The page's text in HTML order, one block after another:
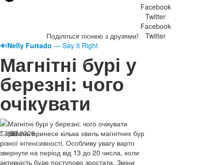
Поділіться піснею з друзями!
Facebook
Twitter
Facebook
Twitter
🔊Nelly Furtado — Say It Right
Магнітні бурі у
березні: чого
очікувати
13.03.2026
197
Березень принесе кілька хвиль магнітних бур
різної інтенсивності. Особливу увагу варто
звернути на період від 13 до 20 числа, коли
активність буде поступово зростати. Зміни